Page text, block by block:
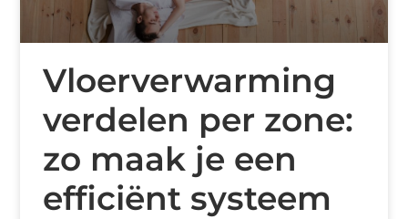
Vloerverwarming
verdelen per zone:
zo maak je een
efficiënt systeem